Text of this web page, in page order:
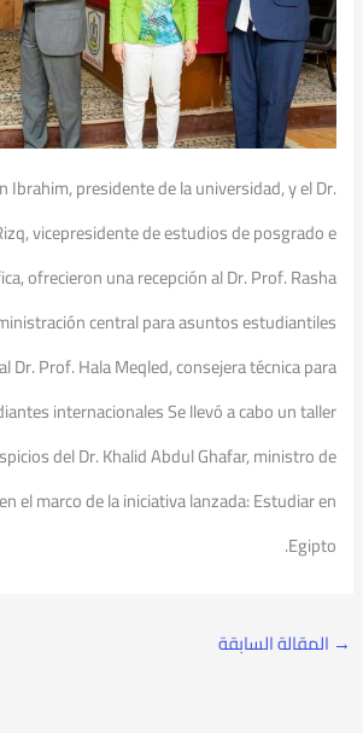
Ibrahim, presidente de la universidad, y el Dr.
vicepresidente de estudios de posgrado e
ofrecieron una recepción al Dr. Prof. Rasha
central para asuntos estudiantiles
Dr. Prof. Hala Meqled, consejera técnica para
internacionales Se llevó a cabo un taller
del Dr. Khalid Abdul Ghafar, ministro de
el marco de la iniciativa lanzada: Estudiar en
Egipto.
→ المقالة السابقة